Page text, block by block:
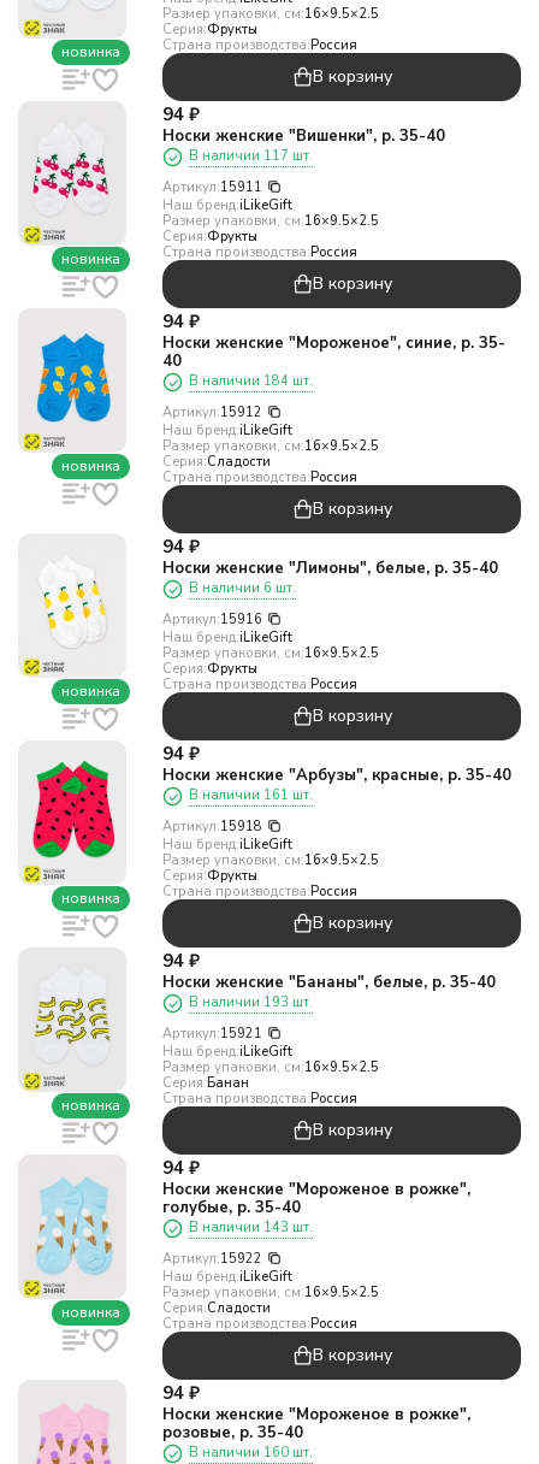
новинка
Размер упаковки, см:16×9.5×2.5
Серия:Фрукты
Страна производства:Россия
В корзину
новинка
94 ₽
Носки женские "Вишенки", р. 35-40
В наличии 117 шт.
Артикул:15911
Наш бренд:iLikeGift
Размер упаковки, см:16×9.5×2.5
Серия:Фрукты
Страна производства:Россия
В корзину
новинка
94 ₽
Носки женские "Мороженое", синие, р. 35-
40
В наличии 184 шт.
Артикул:15912
Наш бренд:iLikeGift
Размер упаковки, см:16×9.5×2.5
Серия:Сладости
Страна производства:Россия
В корзину
новинка
94 ₽
Носки женские "Лимоны", белые, р. 35-40
В наличии 6 шт.
Артикул:15916
Наш бренд:iLikeGift
Размер упаковки, см:16×9.5×2.5
Серия:Фрукты
Страна производства:Россия
В корзину
новинка
94 ₽
Носки женские "Арбузы", красные, р. 35-40
В наличии 161 шт.
Артикул:15918
Наш бренд:iLikeGift
Размер упаковки, см:16×9.5×2.5
Серия:Фрукты
Страна производства:Россия
В корзину
новинка
94 ₽
Носки женские "Бананы", белые, р. 35-40
В наличии 193 шт.
Артикул:15921
Наш бренд:iLikeGift
Размер упаковки, см:16×9.5×2.5
Серия:Банан
Страна производства:Россия
В корзину
новинка
94 ₽
Носки женские "Мороженое в рожке",
голубые, р. 35-40
В наличии 143 шт.
Артикул:15922
Наш бренд:iLikeGift
Размер упаковки, см:16×9.5×2.5
Серия:Сладости
Страна производства:Россия
В корзину
94 ₽
Носки женские "Мороженое в рожке",
розовые, р. 35-40
В наличии 160 шт.